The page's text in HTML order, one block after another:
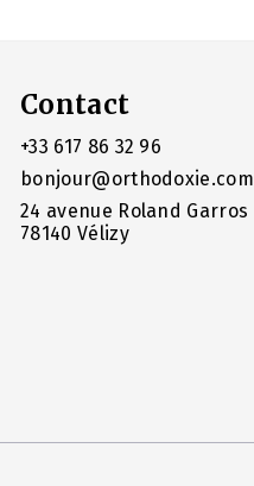
Contact
+33 617 86 32 96
bonjour@orthodoxie.com
24 avenue Roland Garros
78140 Vélizy